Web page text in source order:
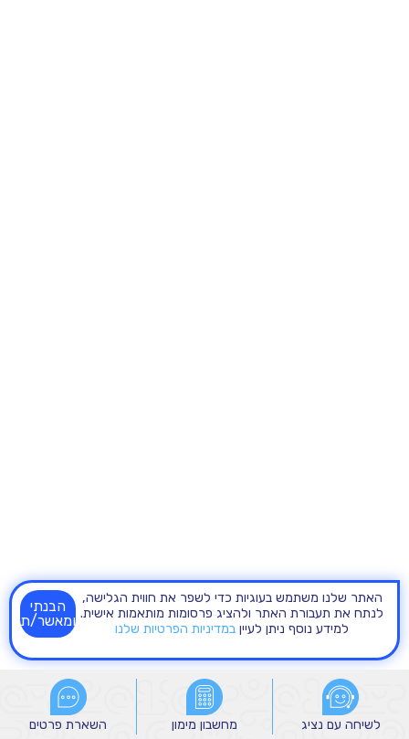
לשיחה עם נציג מחשבון מימון השארת פרטים
האתר שלנו משתמש בעוגיות כדי לשפר את חווית הגלישה,
לנתח את תעבורת האתר ולהציג פרסומות מותאמות אישית.
למידע נוסף ניתן לעיין במדיניות הפרטיות שלנו
הבנתי
ומאשר/ת
לשיחה עם נציג מחשבון מימון השארת פרטים